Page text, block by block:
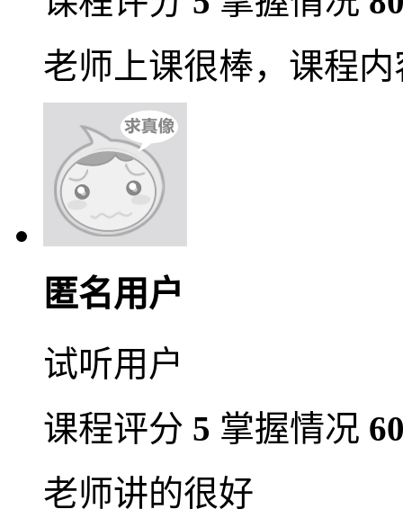
老师上课很棒，课程
匿名用户
试听用户
课程评分 5 掌握情况
老师讲的很好